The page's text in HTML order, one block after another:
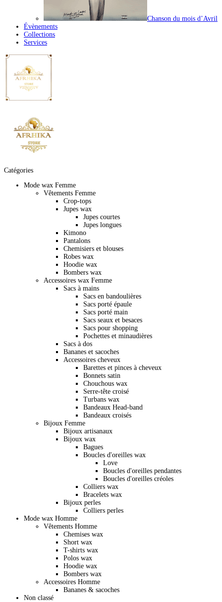
Chanson du mois d’Avril
Évènements
Collections
Services
Catégories
Mode wax Femme
Vêtements Femme
Crop-tops
Jupes wax
Jupes courtes
Jupes longues
Kimono
Pantalons
Chemisiers et blouses
Robes wax
Hoodie wax
Bombers wax
Accessoires wax Femme
Sacs à mains
Sacs en bandoulières
Sacs porté épaule
Sacs porté main
Sacs seaux et besaces
Sacs pour shopping
Pochettes et minaudières
Sacs à dos
Bananes et sacoches
Accessoires cheveux
Barettes et pinces à cheveux
Bonnets satin
Chouchous wax
Serre-tête croisé
Turbans wax
Bandeaux Head-band
Bandeaux croisés
Bijoux Femme
Bijoux artisanaux
Bijoux wax
Bagues
Boucles d'oreilles wax
Love
Boucles d'oreilles pendantes
Boucles d'oreilles créoles
Colliers wax
Bracelets wax
Bijoux perles
Colliers perles
Mode wax Homme
Vêtements Homme
Chemises wax
Short wax
T-shirts wax
Polos wax
Hoodie wax
Bombers wax
Accessoires Homme
Bananes & sacoches
Non classé